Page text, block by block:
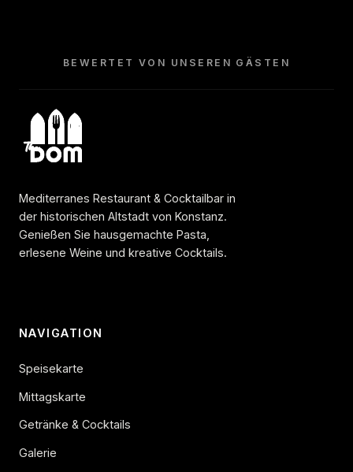
BEWERTET VON UNSEREN GÄSTEN
Mediterranes Restaurant & Cocktailbar in
der historischen Altstadt von Konstanz.
Genießen Sie hausgemachte Pasta,
erlesene Weine und kreative Cocktails.
NAVIGATION
Speisekarte
Mittagskarte
Getränke & Cocktails
Galerie